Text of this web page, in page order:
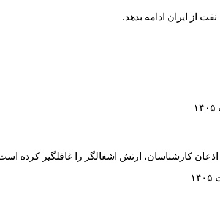
از ایران ادامه بدهد.
اذعان کارشناسان، ارتش اشغالگر را غافلگیر کرده